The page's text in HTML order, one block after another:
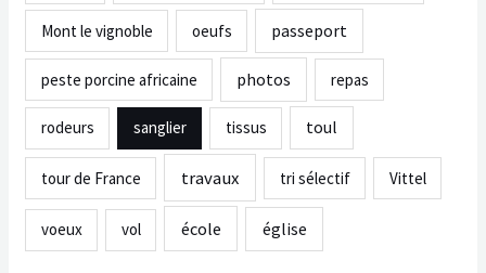
Mont le vignoble oeufs passeport
peste porcine africaine photos repas
rodeurs sanglier tissus toul
tour de France travaux tri sélectif Vittel
voeux vol école église